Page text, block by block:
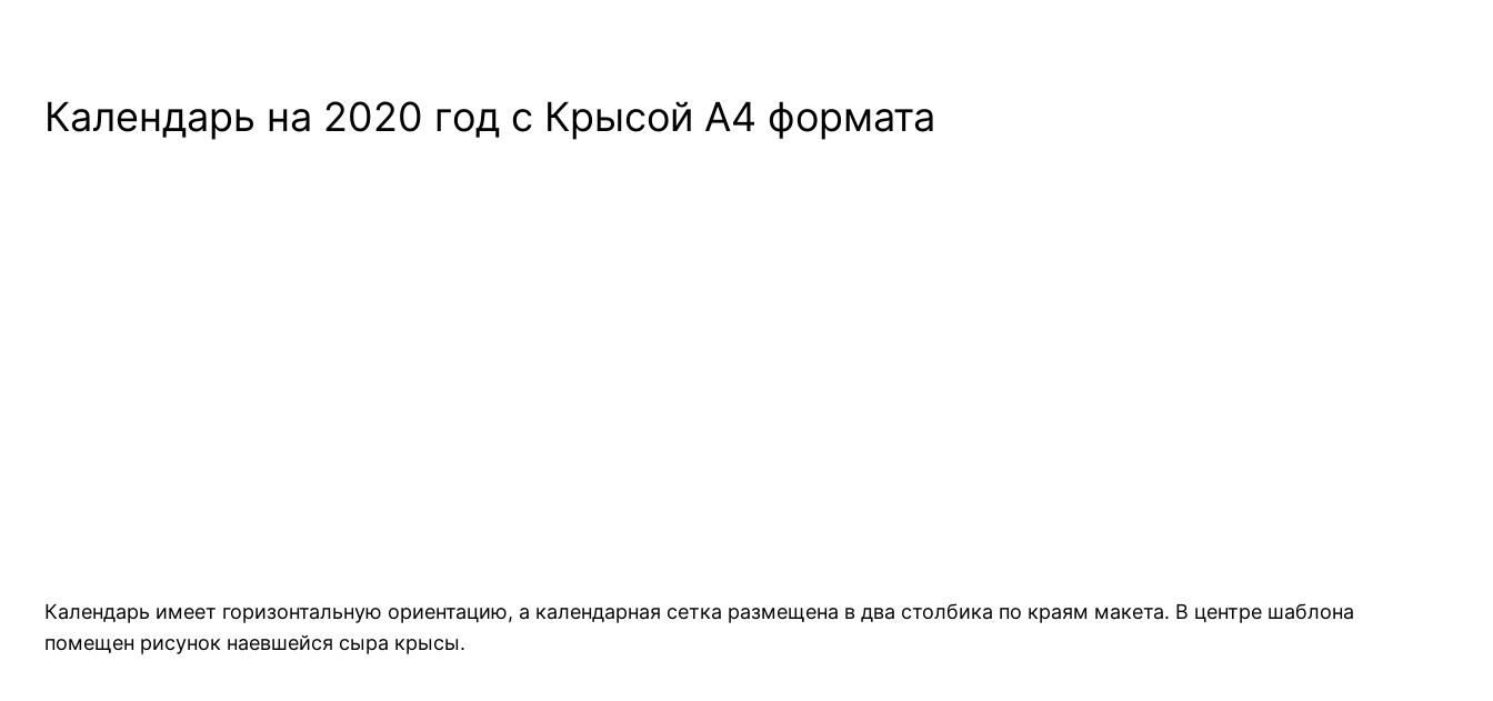
Календарь на 2020 год с Крысой А4 формата
Календарь имеет горизонтальную ориентацию, а календарная сетка размещена в два столбика по краям макета. В центре шаблона
помещен рисунок наевшейся сыра крысы.